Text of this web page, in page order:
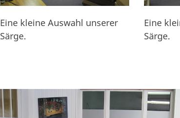
Eine kleine Auswahl unserer
Särge.
Eine
Särge.